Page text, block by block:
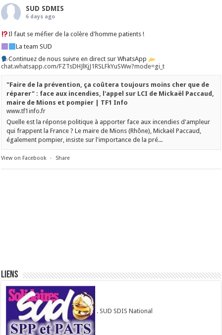
SUD SDMIS
6 days ago
Il faut se méfier de la colère d'homme patients !
La team SUD
Continuez de nous suivre en direct sur WhatsApp
chat.whatsapp.com/FZTsDHJlKjJ1RSLFkYuSWw?mode=gi_t
"Faire de la prévention, ça coûtera toujours moins cher que de
réparer" : face aux incendies, l'appel sur LCI de Mickaël Paccaud,
maire de Mions et pompier | TF1 Info
www.tf1info.fr
Quelle est la réponse politique à apporter face aux incendies d'ampleur
qui frappent la France ? Le maire de Mions (Rhône), Mickaël Paccaud,
également pompier, insiste sur l'importance de la pré...
View on Facebook · Share
Liens
. SUD SDIS National